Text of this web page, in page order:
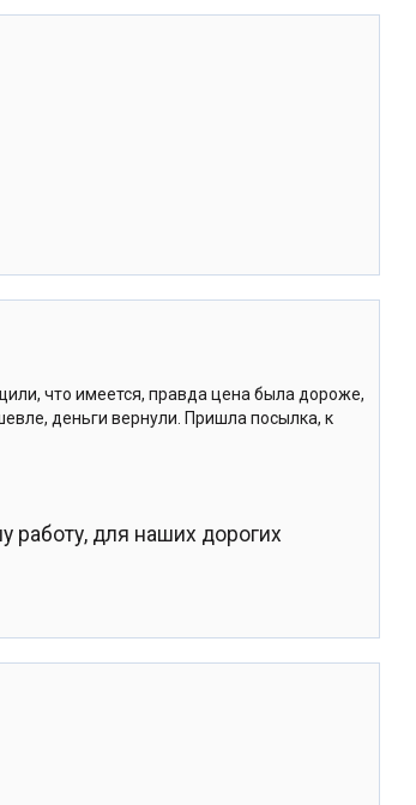
что имеется, правда цена была дороже,
деньги вернули. Пришла посылка, к
работу, для наших дорогих